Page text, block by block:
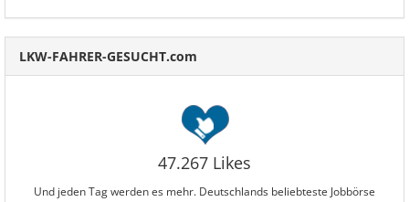
LKW-FAHRER-GESUCHT.com
47.267 Likes
Und jeden Tag werden es mehr. Deutschlands beliebteste Jobbörse